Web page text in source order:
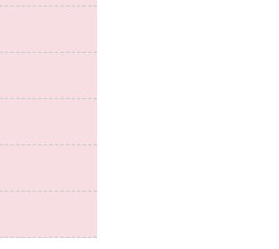
料）
・食添製